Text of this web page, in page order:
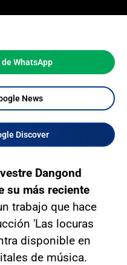
WhatsApp
News
Discover
Dangond
su más reciente
trabajo que hace
'Las locuras
disponible en
de música.